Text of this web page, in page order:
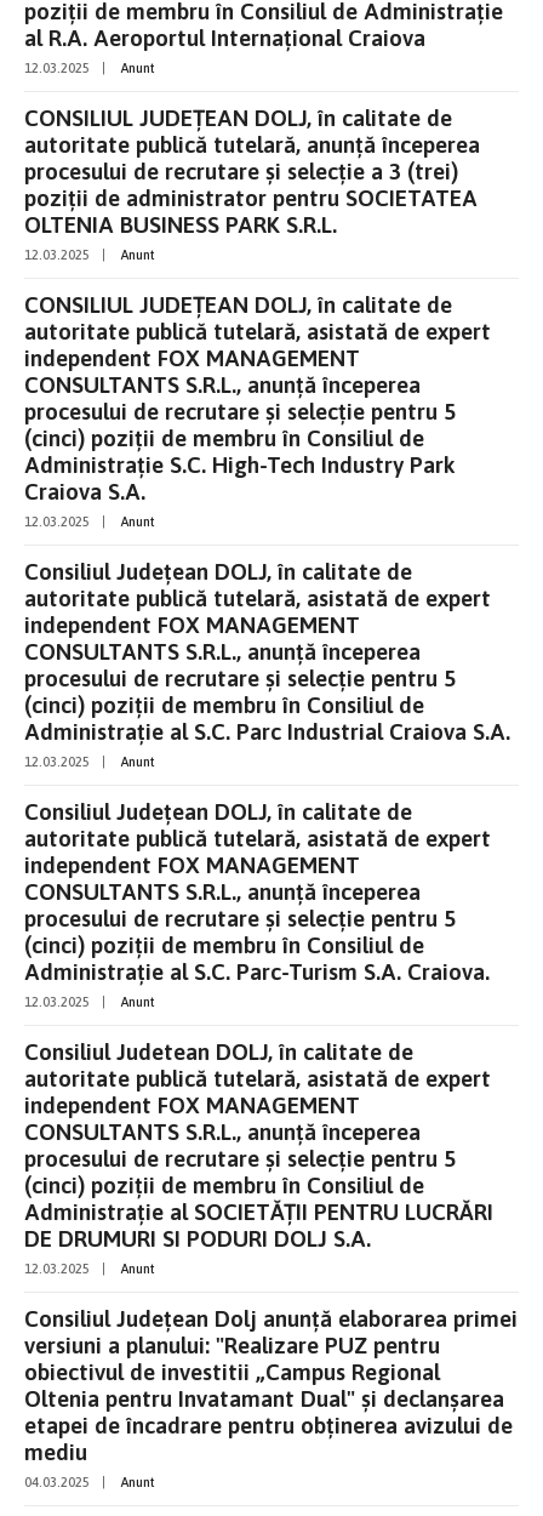
poziţii de membru în Consiliul de Administrație
al R.A. Aeroportul Internațional Craiova
12.03.2025 Anunt
CONSILIUL JUDEȚEAN DOLJ, în calitate de
autoritate publică tutelară, anunţă începerea
procesului de recrutare şi selecţie a 3 (trei)
poziţii de administrator pentru SOCIETATEA
OLTENIA BUSINESS PARK S.R.L.
12.03.2025 Anunt
CONSILIUL JUDEȚEAN DOLJ, în calitate de
autoritate publică tutelară, asistată de expert
independent FOX MANAGEMENT
CONSULTANTS S.R.L., anunţă începerea
procesului de recrutare şi selecţie pentru 5
(cinci) poziţii de membru în Consiliul de
Administrație S.C. High-Tech Industry Park
Craiova S.A.
12.03.2025 Anunt
Consiliul Județean DOLJ, în calitate de
autoritate publică tutelară, asistată de expert
independent FOX MANAGEMENT
CONSULTANTS S.R.L., anunţă începerea
procesului de recrutare şi selecţie pentru 5
(cinci) poziţii de membru în Consiliul de
Administrație al S.C. Parc Industrial Craiova S.A.
12.03.2025 Anunt
Consiliul Județean DOLJ, în calitate de
autoritate publică tutelară, asistată de expert
independent FOX MANAGEMENT
CONSULTANTS S.R.L., anunţă începerea
procesului de recrutare şi selecție pentru 5
(cinci) poziţii de membru în Consiliul de
Administrație al S.C. Parc-Turism S.A. Craiova.
12.03.2025 Anunt
Consiliul Judetean DOLJ, în calitate de
autoritate publică tutelară, asistată de expert
independent FOX MANAGEMENT
CONSULTANTS S.R.L., anunţă începerea
procesului de recrutare şi selecţie pentru 5
(cinci) poziţii de membru în Consiliul de
Administrație al SOCIETĂȚII PENTRU LUCRĂRI
DE DRUMURI SI PODURI DOLJ S.A.
12.03.2025 Anunt
Consiliul Judeţean Dolj anunţă elaborarea primei
versiuni a planului: "Realizare PUZ pentru
obiectivul de investitii „Campus Regional
Oltenia pentru Invatamant Dual" şi declanşarea
etapei de încadrare pentru obţinerea avizului de
mediu
04.03.2025 Anunt